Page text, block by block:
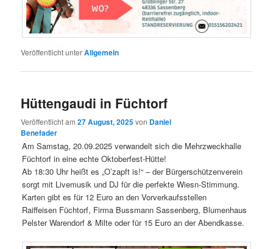
Veröffentlicht unterAllgemein
Hüttengaudi in Füchtorf
Veröffentlicht am27 August, 2025von Daniel
Benefader
Am Samstag, 20.09.2025 verwandelt sich die Mehrzweckhalle
Füchtorf in eine echte Oktoberfest-Hütte!
Ab 18:30 Uhr heißt es „O’zapft is!“ – der Bürgerschützenverein
sorgt mit Livemusik und DJ für die perfekte Wiesn-Stimmung.
Karten gibt es für 12 Euro an den Vorverkaufsstellen
Raiffeisen Füchtorf, Firma Bussmann Sassenberg, Blumenhaus
Pelster Warendorf & Milte oder für 15 Euro an der Abendkasse.